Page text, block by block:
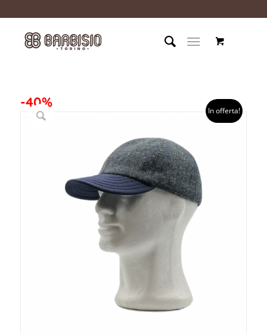
-40%
In offerta!